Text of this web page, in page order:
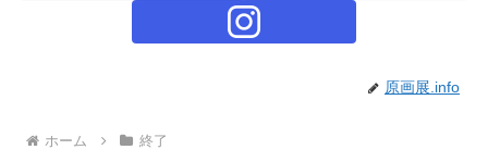
原画展.info
ホーム 終了